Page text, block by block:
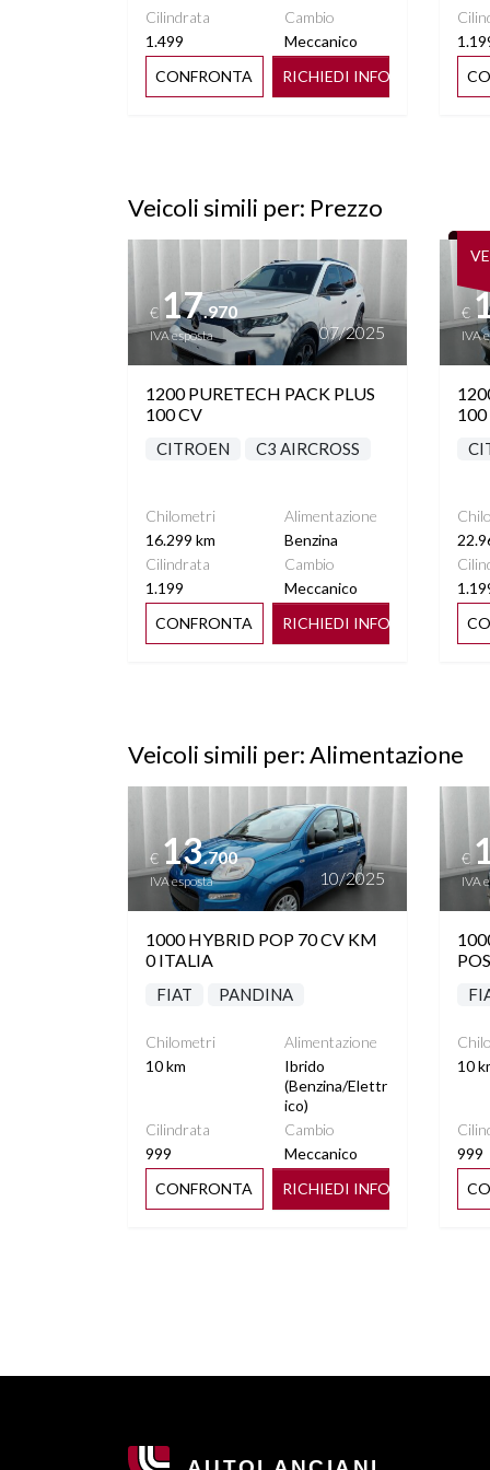
Cilindrata
1.499
Cambio
Meccanico
CONFRONTA
RICHIEDI INFO
Veicoli simili per: Prezzo
Vedi dettagli
€17.970
IVA esposta 07/2025
1200 PURETECH PACK PLUS
100 CV
CITROEN C3 AIRCROSS
Chilometri
16.299 km
Alimentazione
Benzina
Cilindrata
1.199
Cambio
Meccanico
CONFRONTA
RICHIEDI INFO
Vedi
€
IVA
100
Veicoli simili per: Alimentazione
€13.700
IVA esposta 10/2025
1000 HYBRID POP 70 CV KM
0 ITALIA
FIAT PANDINA
Chilometri
10 km
Alimentazione
Ibrido
(Benzina/Elettr
ico)
Cilindrata
999
Cambio
Meccanico
CONFRONTA
RICHIEDI INFO
Vedi
€
IVA
10
999